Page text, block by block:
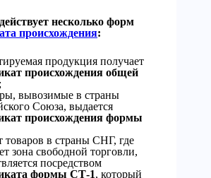
несколько форм
происхождения:
продукция получает
происхождения общей
;
вывозимые в страны
Союза, выдается
происхождения формы
товаров в страны СНГ, где
зона свободной торговли,
посредством
формы СТ-1, который